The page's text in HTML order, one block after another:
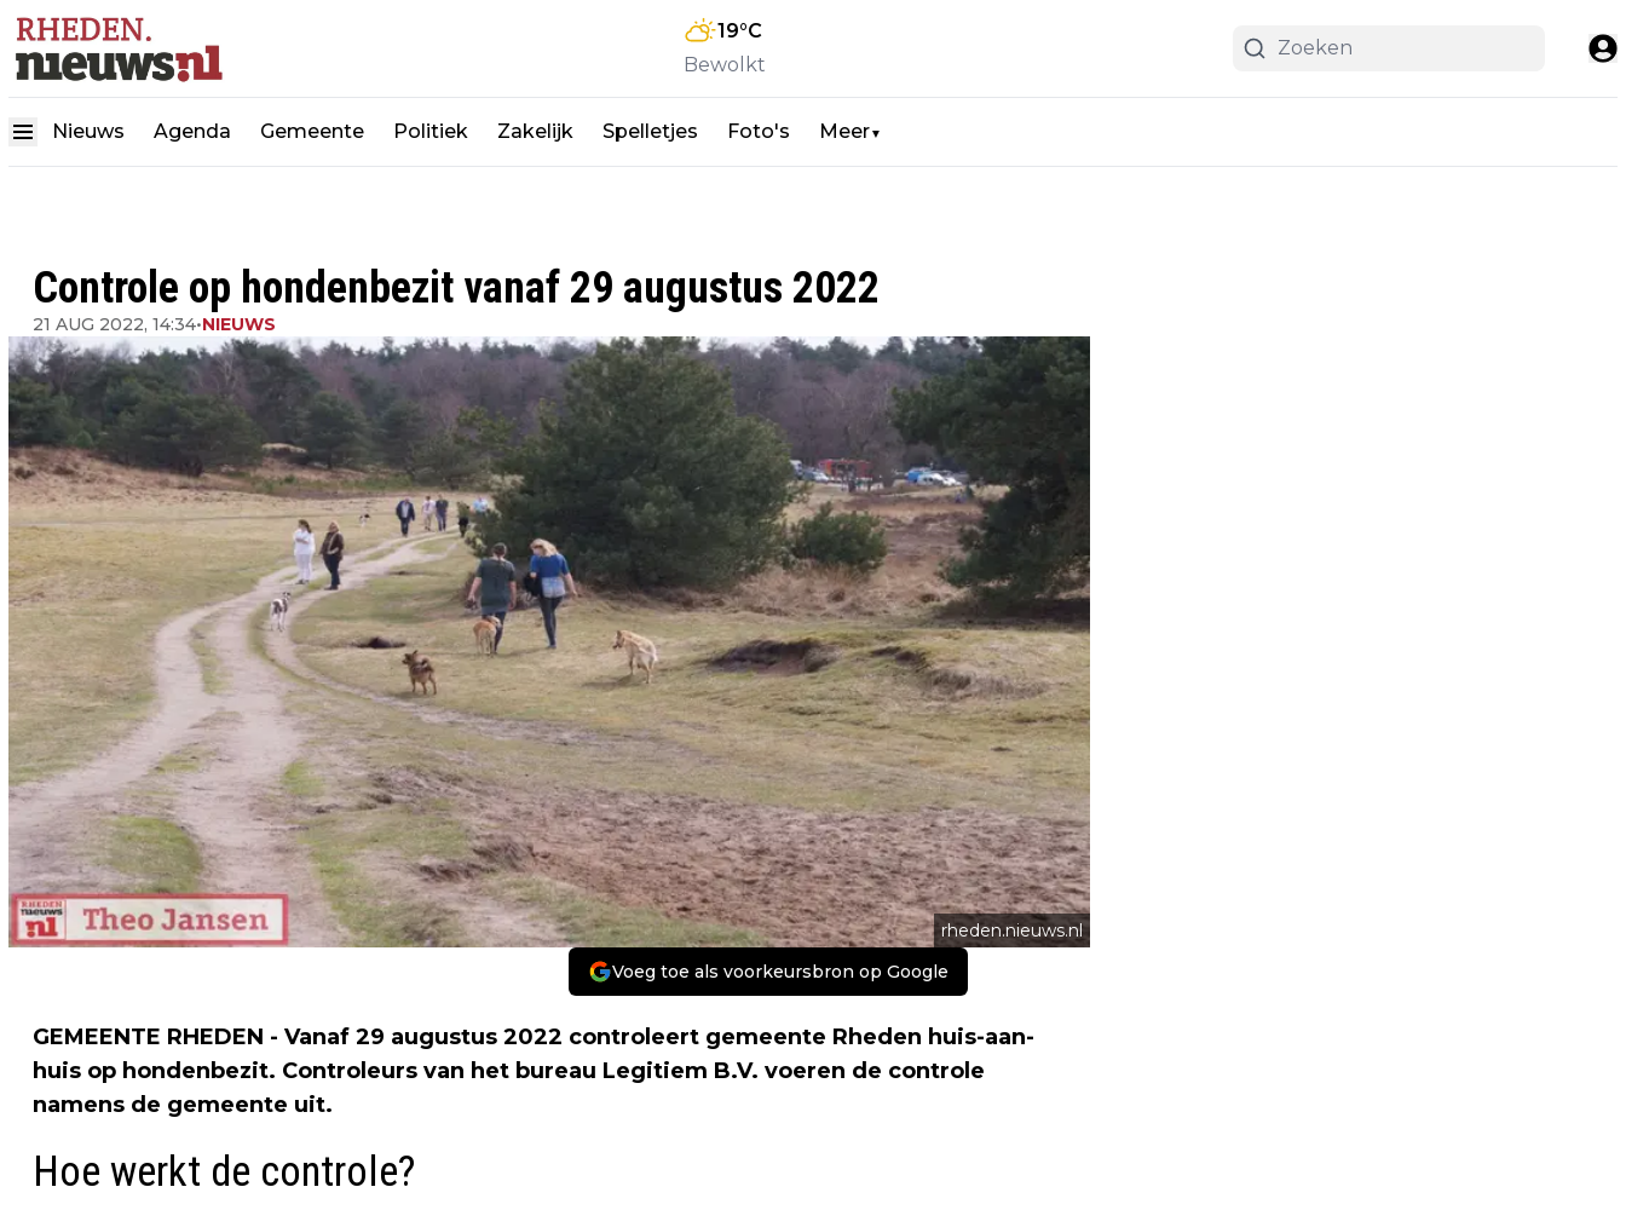
19°C
Bewolkt
Nieuws Agenda Gemeente Politiek Zakelijk Spelletjes Foto's Meer▼
Controle op hondenbezit vanaf 29 augustus 2022
21 AUG 2022, 14:34•NIEUWS
rheden.nieuws.nl
Voeg toe als voorkeursbron op Google
GEMEENTE RHEDEN - Vanaf 29 augustus 2022 controleert gemeente Rheden huis-aan-
huis op hondenbezit. Controleurs van het bureau Legitiem B.V. voeren de controle
namens de gemeente uit.
Hoe werkt de controle?